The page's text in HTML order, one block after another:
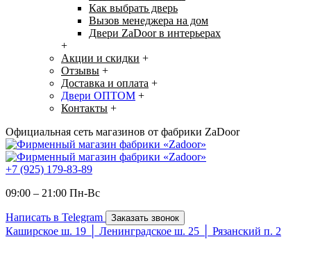
Как выбрать дверь
Вызов менеджера на дом
Двери ZaDoor в интерьерах
+
Акции и скидки +
Отзывы +
Доставка и оплата +
Двери ОПТОМ +
Контакты +
Официальная сеть магазинов от фабрики ZaDoor
+7 (925) 179-83-89
09:00 – 21:00 Пн-Вc
Написать в Telegram Заказать звонок
Каширское ш. 19 │ Ленинградское ш. 25 │ Рязанский п. 2